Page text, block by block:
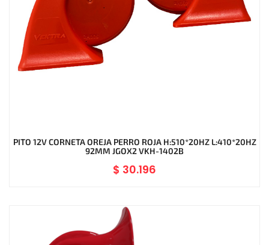
PITO 12V CORNETA OREJA PERRO ROJA H:510*20HZ L:410*20HZ
92MM JGOX2 VKH-1402B
$ 30.196